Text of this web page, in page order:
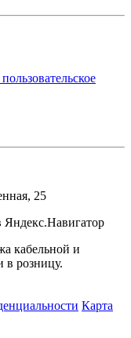
25
кабельной и
в розницу.
Карта